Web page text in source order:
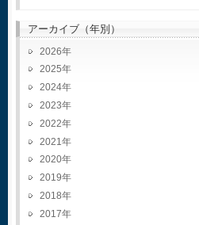
アーカイブ（年別）
2026
2025
2024
2023
2022
2021
2020
2019
2018
2017